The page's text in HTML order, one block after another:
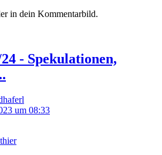
in dein Kommentarbild.
- Spekulationen,
um 08:33